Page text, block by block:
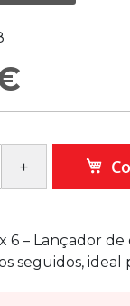
6 – Lançador
seguidos,